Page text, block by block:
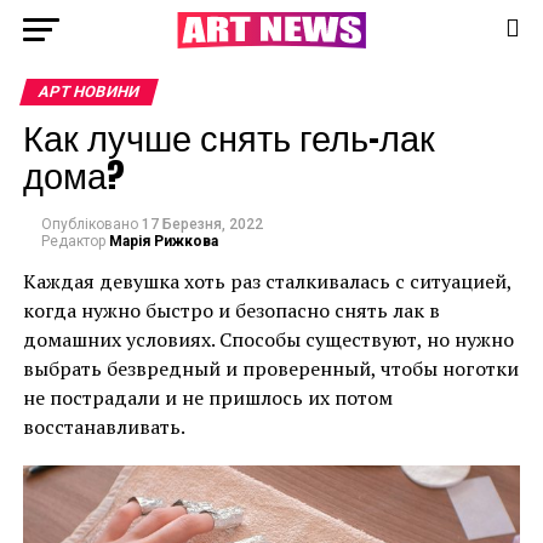
АРТ НОВИНИ
Как лучше снять гель-лак
дома?
Опубліковано 17 Березня, 2022
Редактор Марія Рижкова
Каждая девушка хоть раз сталкивалась с ситуацией,
когда нужно быстро и безопасно снять лак в
домашних условиях. Способы существуют, но нужно
выбрать безвредный и проверенный, чтобы ноготки
не пострадали и не пришлось их потом
восстанавливать.